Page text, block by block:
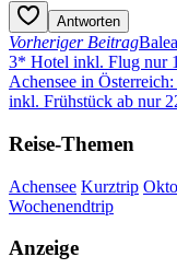
Antworten
Vorheriger Beitrag
3* Hotel inkl. Flug nur
Achensee in
inkl. Frühstück ab nur
Reise-Themen
Achensee Kurztrip
Wochenendtrip
Anzeige